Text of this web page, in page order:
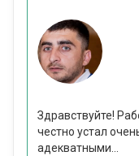
Здравствуйте!
честно устал
адекватными...